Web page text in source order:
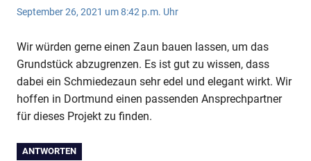
September 26, 2021 um 8:42 p.m. Uhr
Wir würden gerne einen Zaun bauen lassen, um das
Grundstück abzugrenzen. Es ist gut zu wissen, dass
dabei ein Schmiedezaun sehr edel und elegant wirkt. Wir
hoffen in Dortmund einen passenden Ansprechpartner
für dieses Projekt zu finden.
ANTWORTEN